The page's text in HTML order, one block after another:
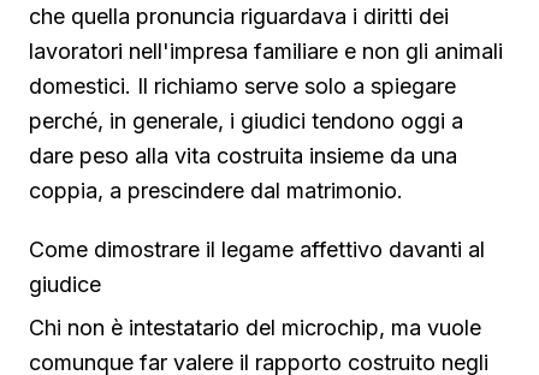
che quella pronuncia riguardava i diritti dei
lavoratori nell'impresa familiare e non gli animali
domestici. Il richiamo serve solo a spiegare
perché, in generale, i giudici tendono oggi a
dare peso alla vita costruita insieme da una
coppia, a prescindere dal matrimonio.
Come dimostrare il legame affettivo davanti al
giudice
Chi non è intestatario del microchip, ma vuole
comunque far valere il rapporto costruito negli